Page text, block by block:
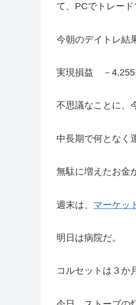
て、PCでトレード
今朝のデイトレ結
実現損益 －4,255
不思議なことに、
中長期で何となく
無駄に増えたお金
週末は、 マーケッ
明日は病院だ。
コルセットは３か